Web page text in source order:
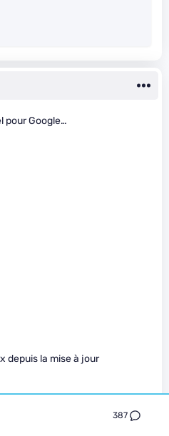
387
pour Google…
depuis la mise à jour
la personne n’utilise pas